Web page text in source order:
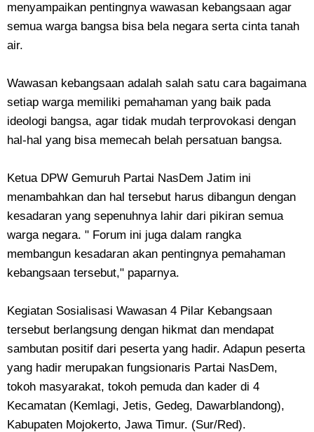
menyampaikan pentingnya wawasan kebangsaan agar
semua warga bangsa bisa bela negara serta cinta tanah
air.
Wawasan kebangsaan adalah salah satu cara bagaimana
setiap warga memiliki pemahaman yang baik pada
ideologi bangsa, agar tidak mudah terprovokasi dengan
hal-hal yang bisa memecah belah persatuan bangsa.
Ketua DPW Gemuruh Partai NasDem Jatim ini
menambahkan dan hal tersebut harus dibangun dengan
kesadaran yang sepenuhnya lahir dari pikiran semua
warga negara. " Forum ini juga dalam rangka
membangun kesadaran akan pentingnya pemahaman
kebangsaan tersebut," paparnya.
Kegiatan Sosialisasi Wawasan 4 Pilar Kebangsaan
tersebut berlangsung dengan hikmat dan mendapat
sambutan positif dari peserta yang hadir. Adapun peserta
yang hadir merupakan fungsionaris Partai NasDem,
tokoh masyarakat, tokoh pemuda dan kader di 4
Kecamatan (Kemlagi, Jetis, Gedeg, Dawarblandong),
Kabupaten Mojokerto, Jawa Timur. (Sur/Red).